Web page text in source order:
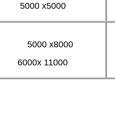
5000 x5000
5000 x8000
6000x 11000